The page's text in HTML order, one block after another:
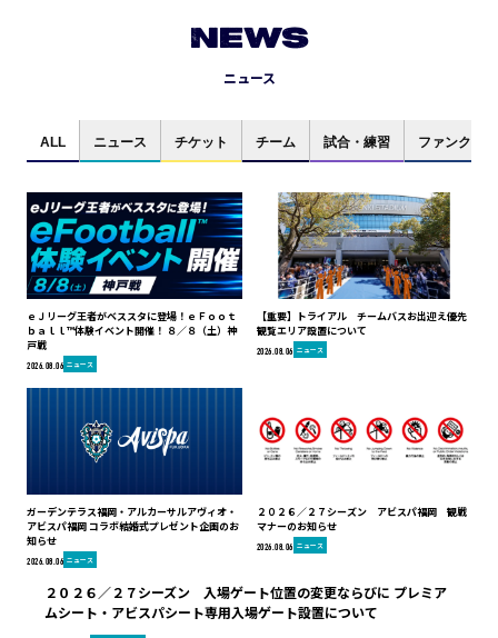
NEWS
ニュース
ALL ニュース チケット チーム 試合・練習 ファンクラブ
ｅＪリーグ王者がベススタに登場！ｅＦｏｏｔ
ｂａｌｌ™体験イベント開催！ ８／８（土）神
戸戦
2026.08.06 ニュース
【重要】トライアル チームバスお出迎え優先
観覧エリア設置について
2026.08.06 ニュース
ガーデンテラス福岡・アルカーサルアヴィオ・
アビスパ福岡 コラボ結婚式プレゼント企画のお
知らせ
2026.08.06 ニュース
２０２６／２７シーズン アビスパ福岡 観戦
マナーのお知らせ
2026.08.06 ニュース
２０２６／２７シーズン 入場ゲート位置の変更ならびに プレミア
ムシート・アビスパシート専用入場ゲート設置について